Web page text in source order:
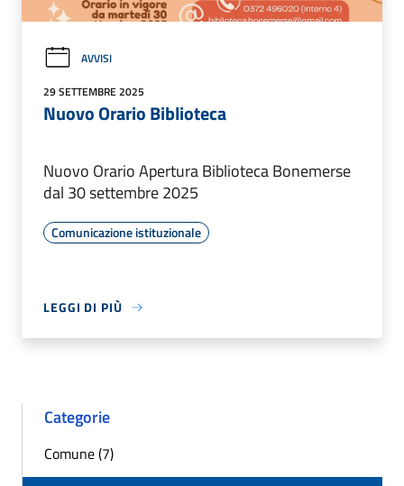
AVVISI
29 SETTEMBRE 2025
Nuovo Orario Biblioteca
Nuovo Orario Apertura Biblioteca Bonemerse
dal 30 settembre 2025
Comunicazione istituzionale
LEGGI DI PIÙ
Categorie
Comune (7)